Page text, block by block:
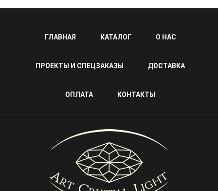
ГЛАВНАЯ КАТАЛОГ О НАС
ПРОЕКТЫ И СПЕЦЗАКАЗЫ ДОСТАВКА
ОПЛАТА КОНТАКТЫ